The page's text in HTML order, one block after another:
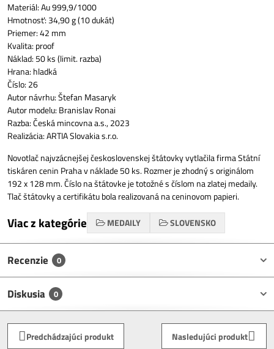
Materiál: Au 999,9/1000
Hmotnosť: 34,90 g (10 dukát)
Priemer: 42 mm
Kvalita: proof
Náklad: 50 ks (limit. razba)
Hrana: hladká
Číslo: 26
Autor návrhu: Štefan Masaryk
Autor modelu: Branislav Ronai
Razba: Česká mincovna a.s., 2023
Realizácia: ARTIA Slovakia s.r.o.
Novotlač najvzácnejšej československej štátovky vytlačila firma Státní
tiskáren cenin Praha v náklade 50 ks. Rozmer je zhodný s originálom
192 x 128 mm. Číslo na štátovke je totožné s číslom na zlatej medaily.
Tlač štátovky a certifikátu bola realizovaná na ceninovom papieri.
Viac z kategórie MEDAILY SLOVENSKO
Recenzie 0
Diskusia 0
Predchádzajúci produkt Nasledujúci produkt